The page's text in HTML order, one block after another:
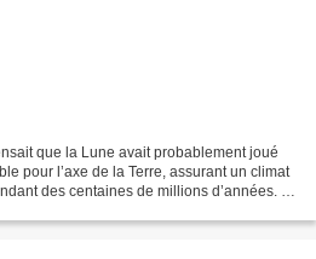
que la Lune avait probablement joué
pour l’axe de la Terre, assurant un climat
des centaines de millions d’années. Il